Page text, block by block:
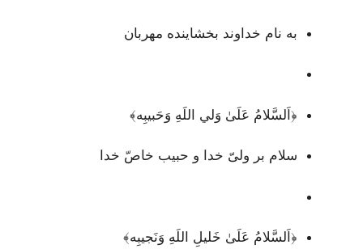
به نام خداوند بخشاینده مهربان
﴿اَلسَّلامُ عَلَىٰ وَلي اللَهِ وَحَبيبِه﴾
سلام بر ولیّ خدا و حبیب خاصّ خدا
﴿اَلسَّلامُ عَلَىٰ خَليلِ اللَهِ وَنَجيبِه﴾